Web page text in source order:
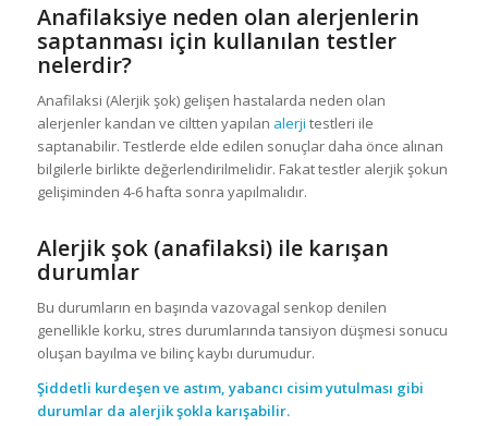
Anafilaksiye neden olan alerjenlerin
saptanması için kullanılan testler
nelerdir?
Anafilaksi (Alerjik şok) gelişen hastalarda neden olan
alerjenler kandan ve ciltten yapılan alerji testleri ile
saptanabilir. Testlerde elde edilen sonuçlar daha önce alınan
bilgilerle birlikte değerlendirilmelidir. Fakat testler alerjik şokun
gelişiminden 4-6 hafta sonra yapılmalıdır.
Alerjik şok (anafilaksi) ile karışan
durumlar
Bu durumların en başında vazovagal senkop denilen
genellikle korku, stres durumlarında tansiyon düşmesi sonucu
oluşan bayılma ve bilinç kaybı durumudur.
Şiddetli kurdeşen ve astım, yabancı cisim yutulması gibi
durumlar da alerjik şokla karışabilir.